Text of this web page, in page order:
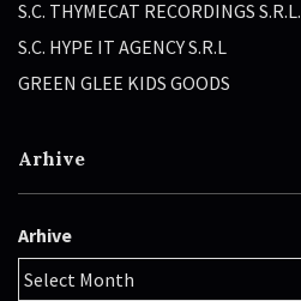
S.C. THYMECAT RECORDINGS S.R.L.
S.C. HYPE IT AGENCY S.R.L
GREEN GLEE KIDS GOODS
Arhive
Arhive